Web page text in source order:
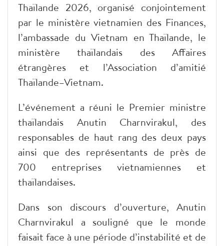
Thaïlande 2026, organisé conjointement
par le ministère vietnamien des Finances,
l’ambassade du Vietnam en Thaïlande, le
ministère thaïlandais des Affaires
étrangères et l’Association d’amitié
Thaïlande–Vietnam.
L’événement a réuni le Premier ministre
thaïlandais Anutin Charnvirakul, des
responsables de haut rang des deux pays
ainsi que des représentants de près de
700 entreprises vietnamiennes et
thaïlandaises.
Dans son discours d’ouverture, Anutin
Charnvirakul a souligné que le monde
faisait face à une période d’instabilité et de